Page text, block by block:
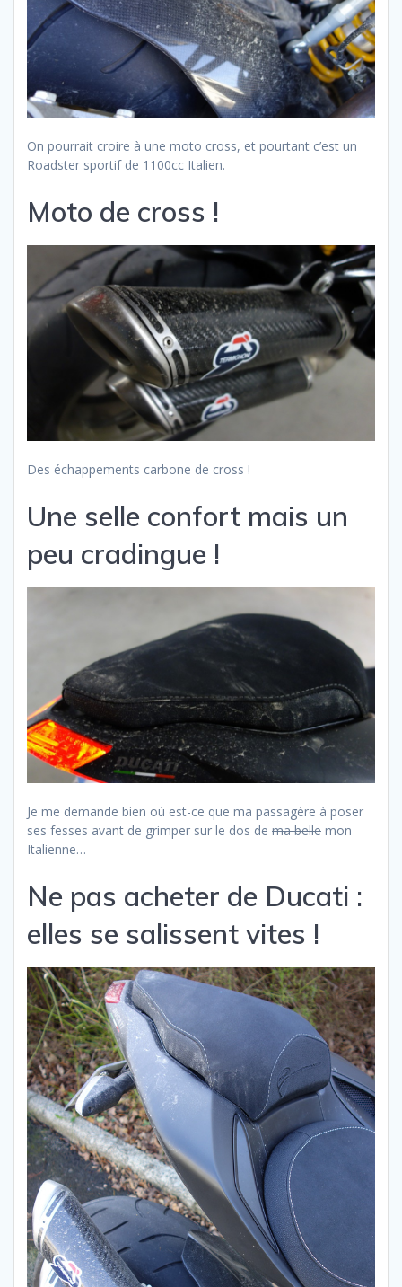
On pourrait croire à une moto cross, et pourtant c’est un
Roadster sportif de 1100cc Italien.
Moto de cross !
Des échappements carbone de cross !
Une selle confort mais un
peu cradingue !
Je me demande bien où est-ce que ma passagère à poser
ses fesses avant de grimper sur le dos de ma belle mon
Italienne…
Ne pas acheter de Ducati :
elles se salissent vites !